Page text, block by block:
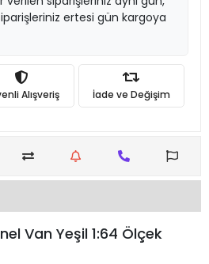
ertesi gün kargoya
Alışveriş İade ve Değişim
Van Yeşil 1:64 Ölçek